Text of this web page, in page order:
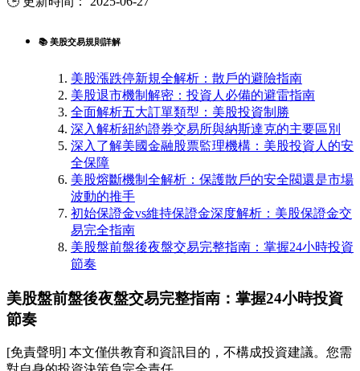
📚 美股交易規則詳解
美股漲跌停新規全解析：散戶的避險指南
美股退市機制解密：投資人必備的避雷指南
全面解析五大訂單類型：美股投資制勝
深入解析紐約證券交易所與納斯達克的主要區別
深入了解美國金融股票監理機構：美股投資人的安
全保障
美股熔斷機制全解析：保護散戶的安全閥還是市場
波動的推手
初始保證金vs維持保證金深度解析：美股保證金交
易完全指南
美股盤前盤後夜盤交易完整指南：掌握24小時投資
節奏
美股盤前盤後夜盤交易完整指南：掌握24小時投資
節奏
[免責聲明] 本文僅供教育和資訊目的，不構成投資建議。您需